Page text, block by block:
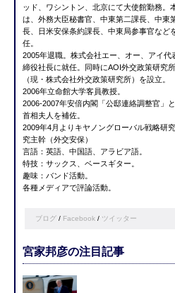
ッド、ワシントン、北京にて大使館勤務。
は、外務大臣秘書官、中東第二課長、中東
長、日米安保条約課長、中東局参事官など
任。
2005年退職。株式会社エー、オー、アイ代
締役社長に就任。同時にAOI外交政策研究所
（現・株式会社外交政策研究所）を設立。
2006年立命館大学客員教授。
2006-2007年安倍内閣「公邸連絡調整官」
首相夫人を補佐。
2009年4月よりキヤノングローバル戦略研
究主幹（外交安保）
言語：英語、中国語、アラビア語。
特技：サックス、ベースギター。
趣味：バンド活動。
各種メディアで評論活動。
ブログ / Facebook / ツイッター
宮家邦彦の注目記事